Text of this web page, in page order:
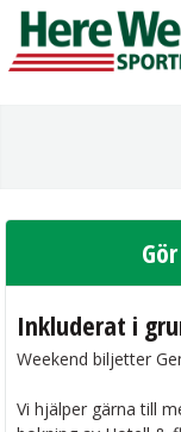
Inkluderat i
Weekend biljetter
Vi hjälper gärna till